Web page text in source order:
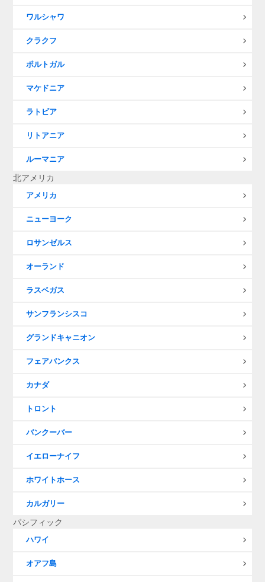
ワルシャワ
クラクフ
ポルトガル
マケドニア
ラトビア
リトアニア
ルーマニア
北アメリカ
アメリカ
ニューヨーク
ロサンゼルス
オーランド
ラスベガス
サンフランシスコ
グランドキャニオン
フェアバンクス
カナダ
トロント
バンクーバー
イエローナイフ
ホワイトホース
カルガリー
パシフィック
ハワイ
オアフ島